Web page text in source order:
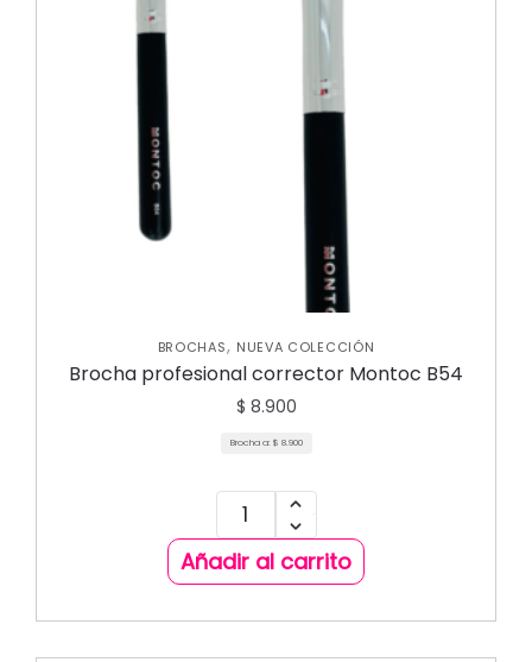
BROCHAS, NUEVA COLECCIÓN
Brocha profesional corrector Montoc B54
$ 8.900
Brocha a: $ 8.900
Añadir al carrito